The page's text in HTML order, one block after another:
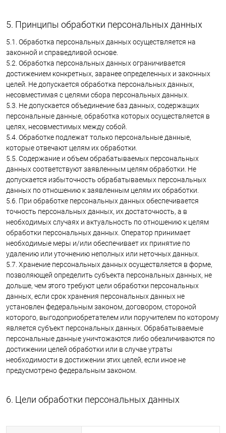
5. Принципы обработки персональных данных
5.1. Обработка персональных данных осуществляется на
законной и справедливой основе.
5.2. Обработка персональных данных ограничивается
достижением конкретных, заранее определенных и законных
целей. Не допускается обработка персональных данных,
несовместимая с целями сбора персональных данных.
5.3. Не допускается объединение баз данных, содержащих
персональные данные, обработка которых осуществляется в
целях, несовместимых между собой.
5.4. Обработке подлежат только персональные данные,
которые отвечают целям их обработки.
5.5. Содержание и объем обрабатываемых персональных
данных соответствуют заявленным целям обработки. Не
допускается избыточность обрабатываемых персональных
данных по отношению к заявленным целям их обработки.
5.6. При обработке персональных данных обеспечивается
точность персональных данных, их достаточность, а в
необходимых случаях и актуальность по отношению к целям
обработки персональных данных. Оператор принимает
необходимые меры и/или обеспечивает их принятие по
удалению или уточнению неполных или неточных данных.
5.7. Хранение персональных данных осуществляется в форме,
позволяющей определить субъекта персональных данных, не
дольше, чем этого требуют цели обработки персональных
данных, если срок хранения персональных данных не
установлен федеральным законом, договором, стороной
которого, выгодоприобретателем или поручителем по которому
является субъект персональных данных. Обрабатываемые
персональные данные уничтожаются либо обезличиваются по
достижении целей обработки или в случае утраты
необходимости в достижении этих целей, если иное не
предусмотрено федеральным законом.
6. Цели обработки персональных данных